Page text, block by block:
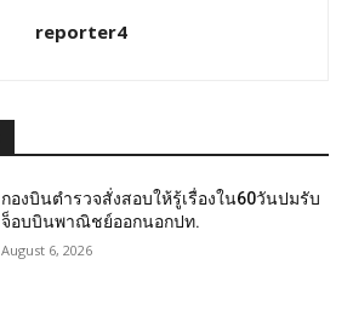
reporter4
กองบินตำรวจสั่งสอบให้รู้เรื่องใน60วันปมรับ
จ็อบบินพาณิชย์ออกนอกปท.
August 6, 2026